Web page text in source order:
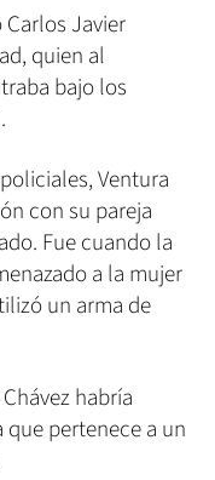
Javier
quien al
bajo los
Ventura
con su pareja
Fue cuando la
a la mujer
un arma de
habría
pertenece a un